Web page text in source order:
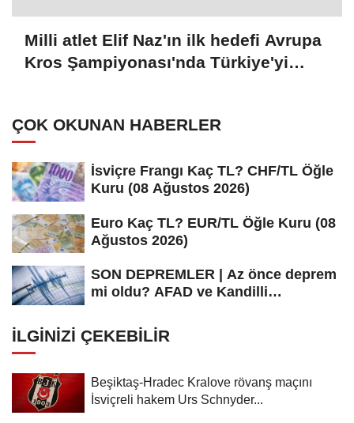
Milli atlet Elif Naz'ın ilk hedefi Avrupa
Kros Şampiyonası'nda Türkiye'yi
ÇOK OKUNAN HABERLER
İsviçre Frangı Kaç TL? CHF/TL Öğle
Kuru (08 Ağustos 2026)
Euro Kaç TL? EUR/TL Öğle Kuru (08
Ağustos 2026)
SON DEPREMLER | Az önce deprem
mi oldu? AFAD ve Kandilli
İLGINIZI ÇEKEBILIR
Beşiktaş-Hradec Kralove rövanş maçını
İsviçreli hakem Urs Schnyder...